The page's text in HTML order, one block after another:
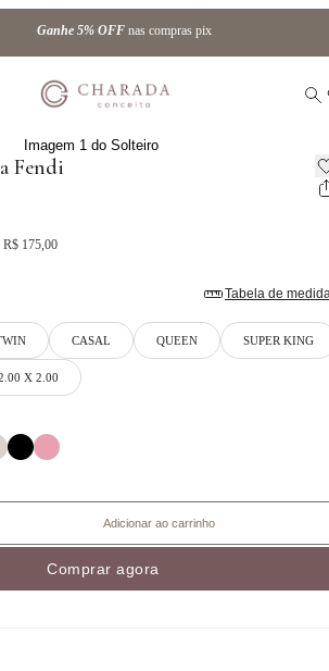
Ganhe 5% OFFnas compras pix
Fendi
R$ 175,00
Tabela de
CASAL QUEEN SUPER KING
X 2.00
Adicionar ao carrinho
Comprar agora